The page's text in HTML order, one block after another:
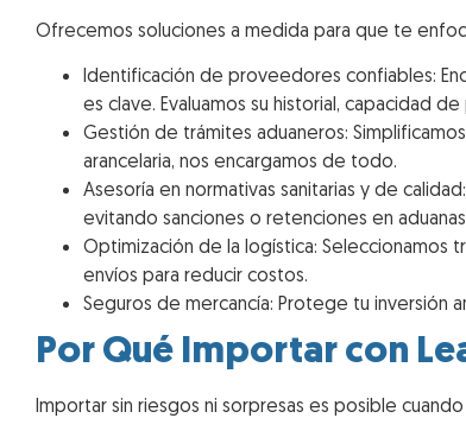
Ofrecemos soluciones a medida para que te
Identificación de proveedores confiables:
es clave. Evaluamos su historial, capacidad
Gestión de trámites aduaneros:
arancelaria, nos encargamos de todo.
Asesoría en normativas sanitarias y de
evitando sanciones o retenciones en
Optimización de la logística: Seleccionamos
envíos para reducir costos.
Seguros de mercancía: Protege tu inversión
Por Qué Importar con
Importar sin riesgos ni sorpresas es posible